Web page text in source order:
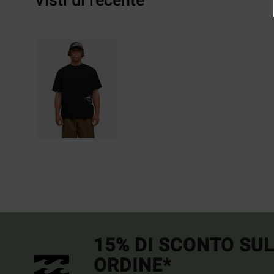
15% DI SCONTO
ORDINE*